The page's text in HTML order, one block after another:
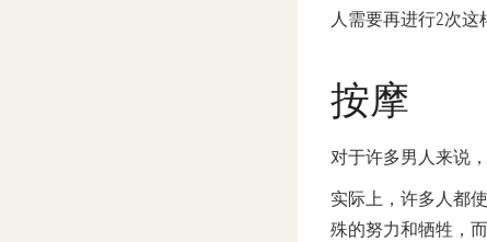
人需要再进行2次
按摩
对于许多男人来说
实际上，许多人都
殊的努力和牺牲，